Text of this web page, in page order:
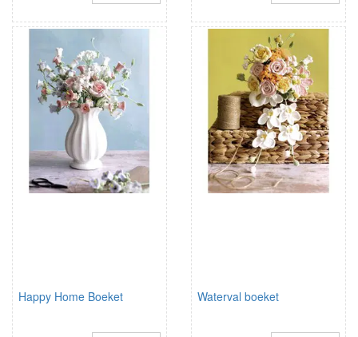
Happy Home Boeket Waterval boeket